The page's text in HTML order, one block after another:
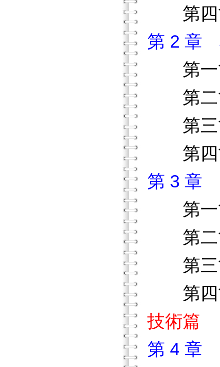
第四
第 2 章
第
第二
第三
第四
第 3 章
第
第二
第三
第四
技術篇
第 4 章